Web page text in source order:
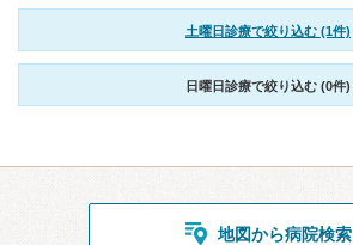
土曜日診療で絞り込む (1件)
日曜日診療で絞り込む (0件)
地図から病院検索